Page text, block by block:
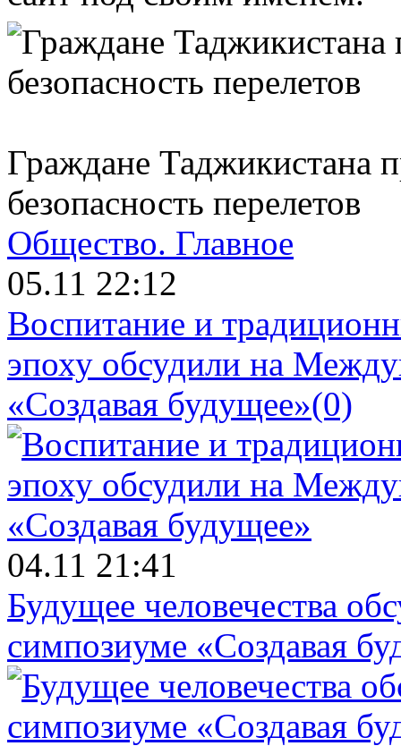
Граждане Таджикистана
безопасность перелетов
Общество. Главное
05.11 22:12
Воспитание и
эпоху обсудили на
«Создавая будущее»(0)
04.11 21:41
Будущее человечества
симпозиуме «Создавая